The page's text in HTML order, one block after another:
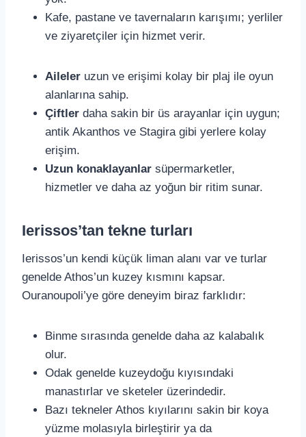
Kafe, pastane ve tavernaların karışımı; yerliler
ve ziyaretçiler için hizmet verir.
Aileler uzun ve erişimi kolay bir plaj ile oyun
alanlarına sahip.
Çiftler daha sakin bir üs arayanlar için uygun;
antik Akanthos ve Stagira gibi yerlere kolay
erişim.
Uzun konaklayanlar süpermarketler,
hizmetler ve daha az yoğun bir ritim sunar.
Ierissos’tan tekne turları
Ierissos’un kendi küçük liman alanı var ve turlar
genelde Athos’un kuzey kısmını kapsar.
Ouranoupoli’ye göre deneyim biraz farklıdır:
Binme sırasında genelde daha az kalabalık
olur.
Odak genelde kuzeydoğu kıyısındaki
manastırlar ve sketeler üzerindedir.
Bazı tekneler Athos kıyılarını sakin bir koya
yüzme molasıyla birleştirir ya da